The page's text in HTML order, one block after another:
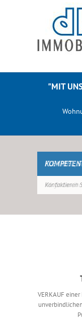
"MIT
Kontaktieren
FLEXIBEL,
Wir finden
VERKAUF